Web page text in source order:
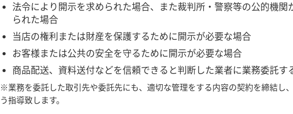
法令により開示を求められた場合、また裁判所・警察等の公的機関
られた場合
当店の権利または財産を保護するために開示が必要な場合
お客様または公共の安全を守るために開示が必要な場合
商品配送、資料送付などを信頼できると判断した業者に業務委託す
※業務を委託した取引先や委託先にも、適切な管理をする内容の契約を締結し
う指導致します。